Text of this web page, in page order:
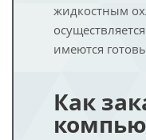
жидкостным
имеются
Как